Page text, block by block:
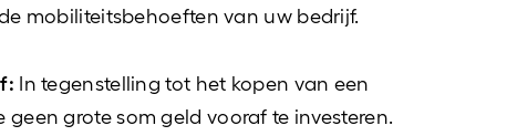
mobiliteitsbehoeften van uw bedrijf.
In tegenstelling tot het kopen van een
grote som geld vooraf te investeren.